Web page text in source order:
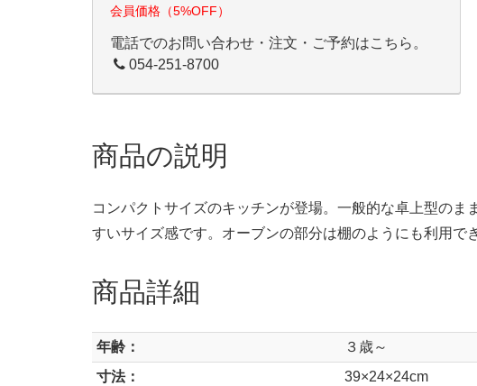
会員価格（5%OFF）
電話でのお問い合わせ・注文・ご予約はこちら。
054-251-8700
商品の説明
コンパクトサイズのキッチンが登場。一般的な卓上型の
すいサイズ感です。オーブンの部分は棚のようにも利用で
商品詳細
年齢：
３歳～
寸法：
39×24×24cm